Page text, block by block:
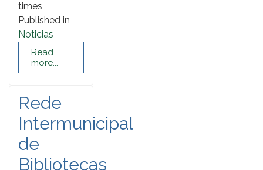
times
Published in
Noticias
Read
more...
Rede
Intermunicipal
de
Bibliotecas